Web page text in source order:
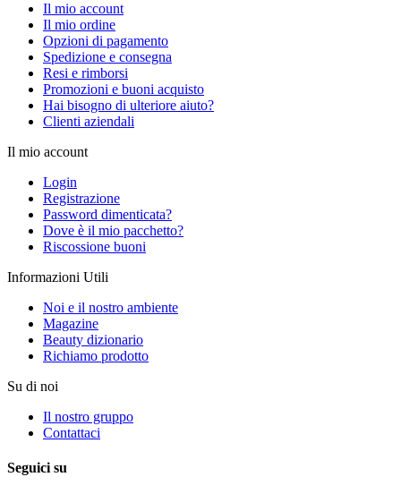
Il mio account
Il mio ordine
Opzioni di pagamento
Spedizione e consegna
Resi e rimborsi
Promozioni e buoni acquisto
Hai bisogno di ulteriore aiuto?
Clienti aziendali
Il mio account
Login
Registrazione
Password dimenticata?
Dove è il mio pacchetto?
Riscossione buoni
Informazioni Utili
Noi e il nostro ambiente
Magazine
Beauty dizionario
Richiamo prodotto
Su di noi
Il nostro gruppo
Contattaci
Seguici su